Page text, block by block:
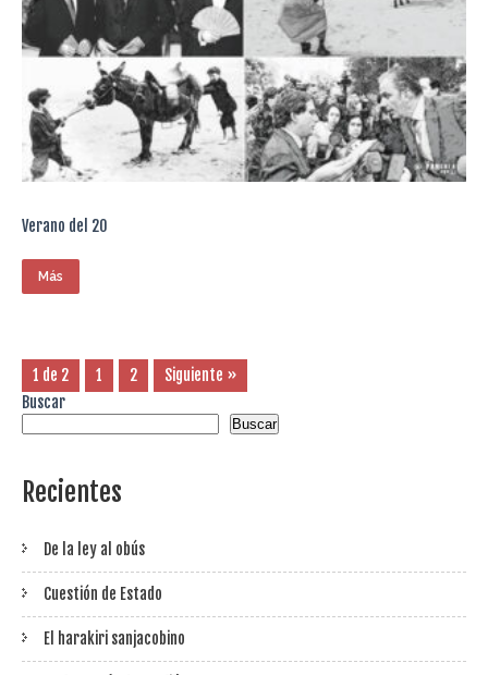
Verano del 20
Más
1 de 2 1 2
Siguiente »
Buscar
Buscar
Recientes
De la ley al obús
Cuestión de Estado
El harakiri sanjacobino